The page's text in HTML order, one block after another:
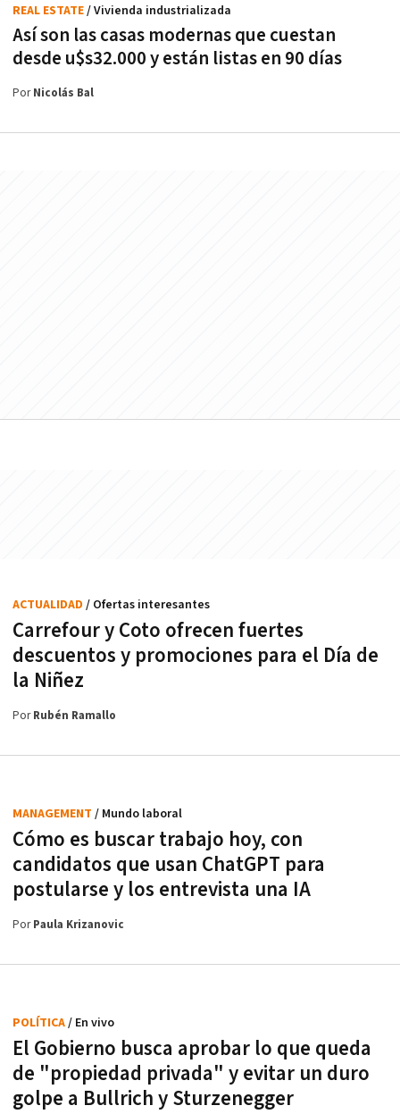
Así son las casas modernas que cuestan
desde u$s32.000 y están listas en 90 días
REAL ESTATE/ Vivienda industrializada
PorNicolás Bal
Carrefour y Coto ofrecen fuertes
descuentos y promociones para el Día de
la Niñez
ACTUALIDAD / Ofertas interesantes
PorRubén Ramallo
Cómo es buscar trabajo hoy, con
candidatos que usan ChatGPT para
postularse y los entrevista una IA
MANAGEMENT / Mundo laboral
PorPaula Krizanovic
El Gobierno busca aprobar lo que queda
de "propiedad privada" y evitar un duro
golpe a Bullrich y Sturzenegger
POLÍTICA/ En vivo